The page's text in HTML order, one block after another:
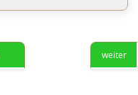
weiter